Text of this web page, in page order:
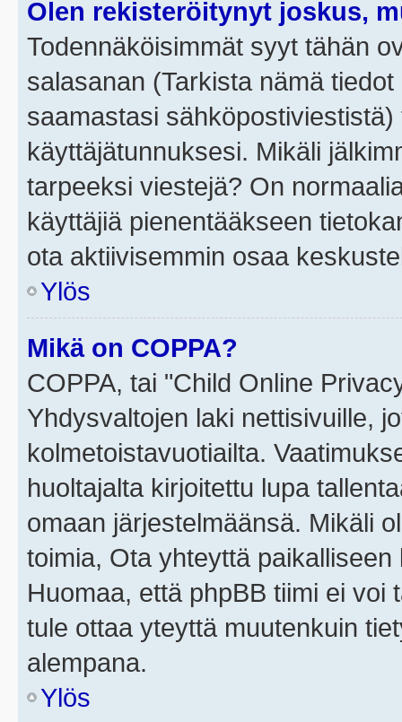
Olen rekisteröitynyt joskus,
Todennäköisimmät syyt tähän
salasanan (Tarkista nämä
saamastasi
käyttäjätunnuksesi. Mikäli
tarpeeksi viestejä? On
käyttäjiä pienentääkseen
ota aktiivisemmin osaa
Ylös
Mikä on COPPA?
COPPA, tai "Child Online
Yhdysvaltojen laki nettisivuille,
kolmetoistavuotiailta.
huoltajalta kirjoitettu lupa
omaan järjestelmäänsä. Mikäli
toimia, Ota yhteyttä
Huomaa, että phpBB tiimi ei voi
tule ottaa yteyttä muutenkuin
alempana.
Ylös